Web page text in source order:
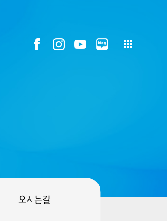
오시는길